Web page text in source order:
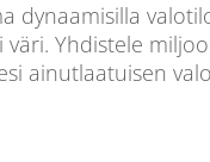
dynaamisilla
Yhdistele
ainutlaatuisen